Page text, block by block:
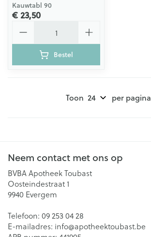
Kauwtabl 90
€ 23,50
Bestel
Toon per pagina
Neem contact met ons op
BVBA Apotheek Toubast
Oosteindestraat 1
9940 Evergem
Telefoon: 09 253 04 28
E-mailadres: info@apotheektoubast.be